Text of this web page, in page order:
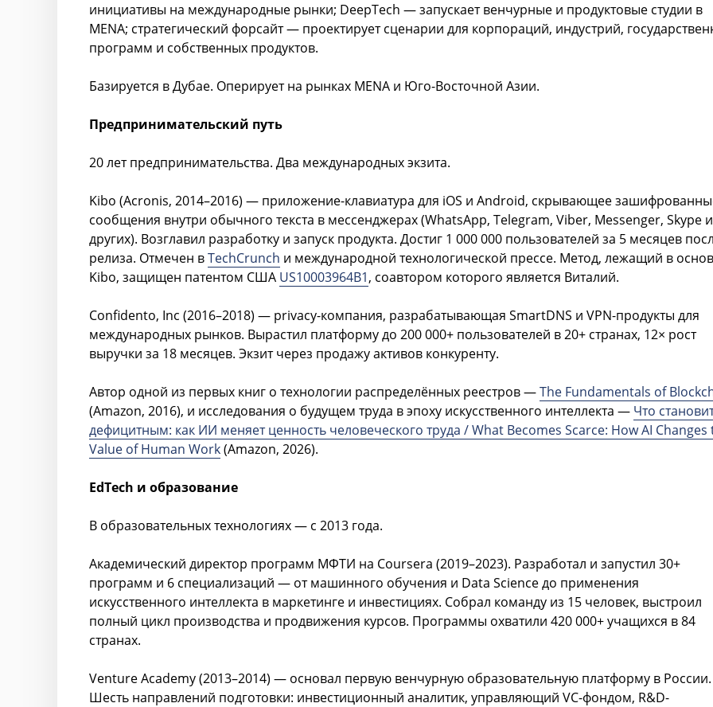
инициативы на международные рынки; DeepTech — запускает венчурные и продуктовые студии в
MENA; стратегический форсайт — проектирует сценарии для корпораций, индустрий,
программ и собственных продуктов.
Базируется в Дубае. Оперирует на рынках MENA и Юго-Восточной Азии.
Предпринимательский путь
20 лет предпринимательства. Два международных экзита.
Kibo (Acronis, 2014–2016) — приложение-клавиатура для iOS и Android, скрывающее
сообщения внутри обычного текста в мессенджерах (WhatsApp, Telegram, Viber, Messenger, Skype и
других). Возглавил разработку и запуск продукта. Достиг 1 000 000 пользователей за 5 месяцев
релиза. Отмечен вTechCrunch и международной технологической прессе. Метод, лежащий в
Kibo, защищен патентом США US10003964B1, соавтором которого является Виталий.
Confidento, Inc (2016–2018) — privacy-компания, разрабатывающая SmartDNS и VPN-продукты для
международных рынков. Вырастил платформу до 200 000+ пользователей в 20+ странах, 12× рост
выручки за 18 месяцев. Экзит через продажу активов конкуренту.
Автор одной из первых книг о технологии распределённых реестров —The Fundamentals of
(Amazon, 2016), и исследования о будущем труда в эпоху искусственного интеллекта — Что
дефицитным: как ИИ меняет ценность человеческого труда / What Becomes Scarce: How AI Changes
Value of Human Work(Amazon, 2026).
EdTech и образование
В образовательных технологиях — с 2013 года.
Академический директор программ МФТИ на Coursera (2019–2023). Разработал и запустил 30+
программ и 6 специализаций — от машинного обучения и Data Science до применения
искусственного интеллекта в маркетинге и инвестициях. Собрал команду из 15 человек, выстроил
полный цикл производства и продвижения курсов. Программы охватили 420 000+ учащихся в 84
странах.
Venture Academy (2013–2014) — основал первую венчурную образовательную платформу в России.
Шесть направлений подготовки: инвестиционный аналитик, управляющий VC-фондом, R&D-